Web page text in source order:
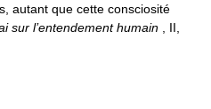
autant que cette consciosité
sur l’entendement humain , II,